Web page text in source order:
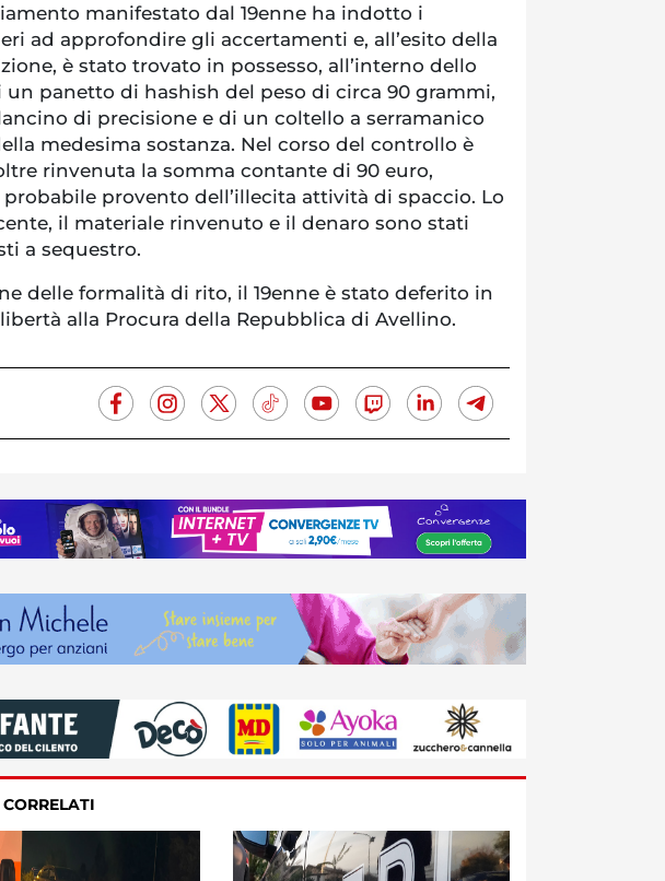
manifestato dal 19enne ha indotto i
ad approfondire gli accertamenti e, all’esito della
è stato trovato in possesso, all’interno dello
un panetto di hashish del peso di circa 90 grammi,
di precisione e di un coltello a serramanico
medesima sostanza. Nel corso del controllo è
rinvenuta la somma contante di 90 euro,
provento dell’illecita attività di spaccio. Lo
il materiale rinvenuto e il denaro sono stati
a sequestro.
delle formalità di rito, il 19enne è stato deferito in
alla Procura della Repubblica di Avellino.